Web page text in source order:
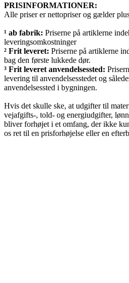
PRISINFORMATIONER:
Alle priser er nettopriser og gælder
¹ ab fabrik: Priserne på artiklerne
leveringsomkostninger
² Frit leveret: Priserne på artiklerne
bag den første lukkede dør.
³ Frit leveret anvendelsessted:
levering til anvendelsesstedet og
anvendelsessted i bygningen.
Hvis det skulle ske, at udgifter til
vejafgifts-, told- og energiudgifter,
bliver forhøjet i et omfang, der ikke
os ret til en prisforhøjelse eller en